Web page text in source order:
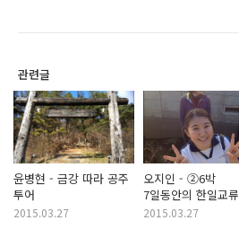
관련글
윤병현 - 금강 따라 공주
투어
2015.03.27
오지인 - ②6박
7일동안의 한일교류
2015.03.27